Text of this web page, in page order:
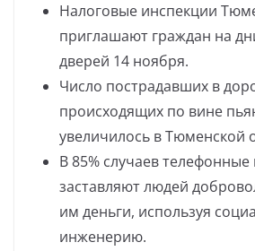
Налоговые инспекции
приглашают граждан на
дверей 14 ноября.
Число пострадавших в
происходящих по вине
увеличилось в Тюменской
В 85% случаев
заставляют людей
им деньги, используя
инженерию.